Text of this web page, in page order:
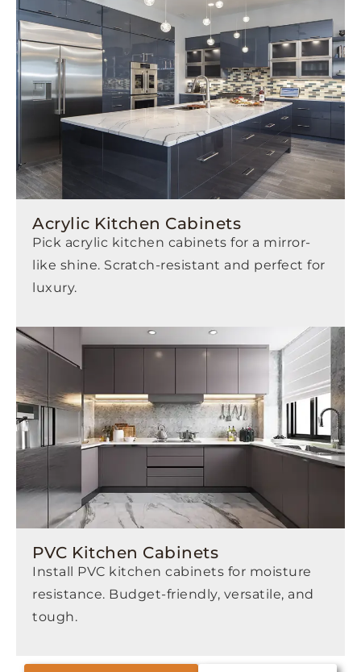
Acrylic Kitchen Cabinets
Pick acrylic kitchen cabinets for a mirror-
like shine. Scratch-resistant and perfect for
luxury.
PVC Kitchen Cabinets
Install PVC kitchen cabinets for moisture
resistance. Budget-friendly, versatile, and
tough.